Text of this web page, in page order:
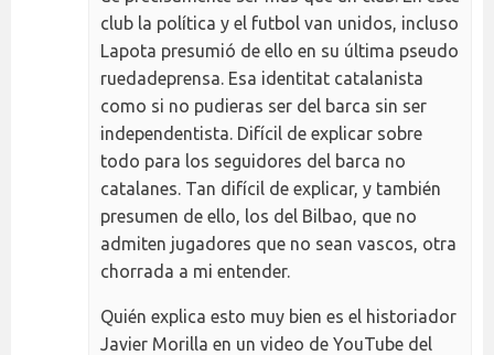
club la política y el futbol van unidos, incluso
Lapota presumió de ello en su última pseudo
ruedadeprensa. Esa identitat catalanista
como si no pudieras ser del barca sin ser
independentista. Difícil de explicar sobre
todo para los seguidores del barca no
catalanes. Tan difícil de explicar, y también
presumen de ello, los del Bilbao, que no
admiten jugadores que no sean vascos, otra
chorrada a mi entender.
Quién explica esto muy bien es el historiador
Javier Morilla en un video de YouTube del